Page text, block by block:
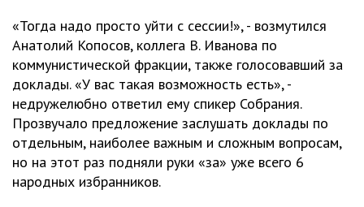
«Тогда надо просто уйти с сессии!», - возмутился
Анатолий Копосов, коллега В. Иванова по
коммунистической фракции, также голосовавший за
доклады. «У вас такая возможность есть», -
недружелюбно ответил ему спикер Собрания.
Прозвучало предложение заслушать доклады по
отдельным, наиболее важным и сложным вопросам,
но на этот раз подняли руки «за» уже всего 6
народных избранников.